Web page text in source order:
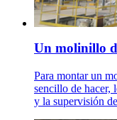
Un molinillo
Para montar un
sencillo de hacer,
y la supervisión